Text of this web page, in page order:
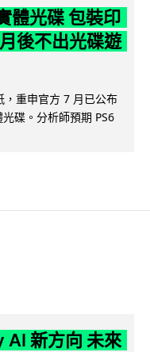
體光碟 包裝印
後不出光碟遊
，重申官方 7 月已公布
碟。分析師預期 PS6
新方向 未來